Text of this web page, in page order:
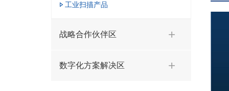
工业扫描产品
战略合作伙伴区
数字化方案解决区